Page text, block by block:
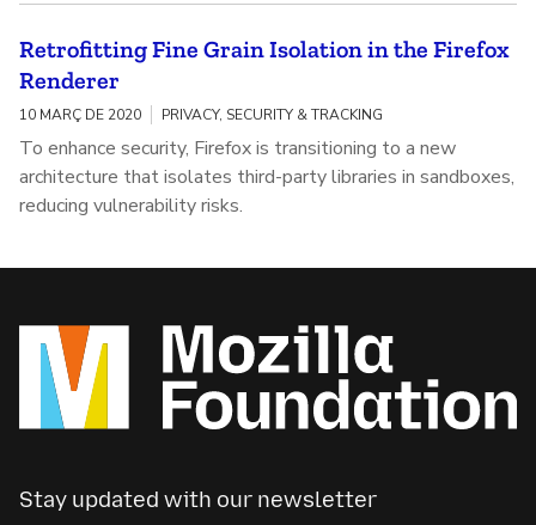
Retrofitting Fine Grain Isolation in the Firefox
Renderer
10 MARÇ DE 2020 PRIVACY, SECURITY & TRACKING
To enhance security, Firefox is transitioning to a new
architecture that isolates third-party libraries in sandboxes,
reducing vulnerability risks.
Stay updated with our newsletter